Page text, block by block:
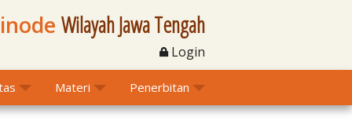
Wilayah Jawa Tengah
Login
Materi Penerbitan